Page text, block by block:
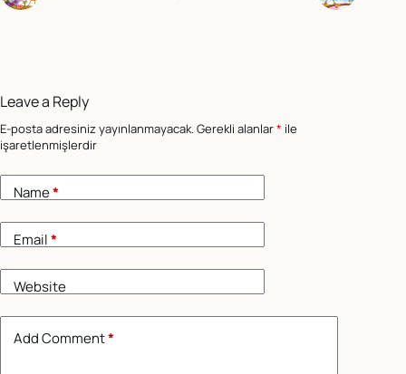
Leave a Reply
E-posta adresiniz yayınlanmayacak.Gerekli alanlar* ile
işaretlenmişlerdir
Name*
Email*
Website
Add Comment*